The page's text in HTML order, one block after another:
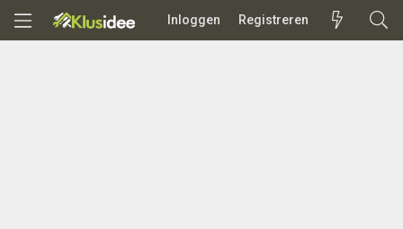
Inloggen Registreren